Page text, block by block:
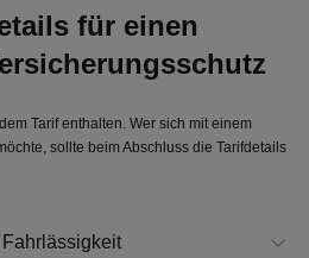
für einen
Tarif enthalten. Wer sich mit einem
sollte beim Abschluss die Tarifdetails